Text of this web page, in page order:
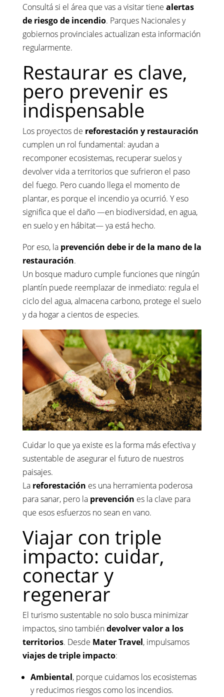
Consultá si el área que vas a visitar tiene alertas
de riesgo de incendio. Parques Nacionales y
gobiernos provinciales actualizan esta información
regularmente.
Restaurar es clave,
pero prevenir es
indispensable
Los proyectos de reforestación y restauración
cumplen un rol fundamental: ayudan a
recomponer ecosistemas, recuperar suelos y
devolver vida a territorios que sufrieron el paso
del fuego. Pero cuando llega el momento de
plantar, es porque el incendio ya ocurrió. Y eso
significa que el daño —en biodiversidad, en agua,
en suelo y en hábitat— ya está hecho.
Por eso, la prevención debe ir de la mano de la
restauración.
Un bosque maduro cumple funciones que ningún
plantín puede reemplazar de inmediato: regula el
ciclo del agua, almacena carbono, protege el suelo
y da hogar a cientos de especies.
Cuidar lo que ya existe es la forma más efectiva y
sustentable de asegurar el futuro de nuestros
paisajes.
La reforestación es una herramienta poderosa
para sanar, pero la prevención es la clave para
que esos esfuerzos no sean en vano.
Viajar con triple
impacto: cuidar,
conectar y
regenerar
El turismo sustentable no solo busca minimizar
impactos, sino tambiéndevolver valor a los
territorios. Desde Mater Travel, impulsamos
viajes de triple impacto:
Ambiental, porque cuidamos los ecosistemas
y reducimos riesgos como los incendios.